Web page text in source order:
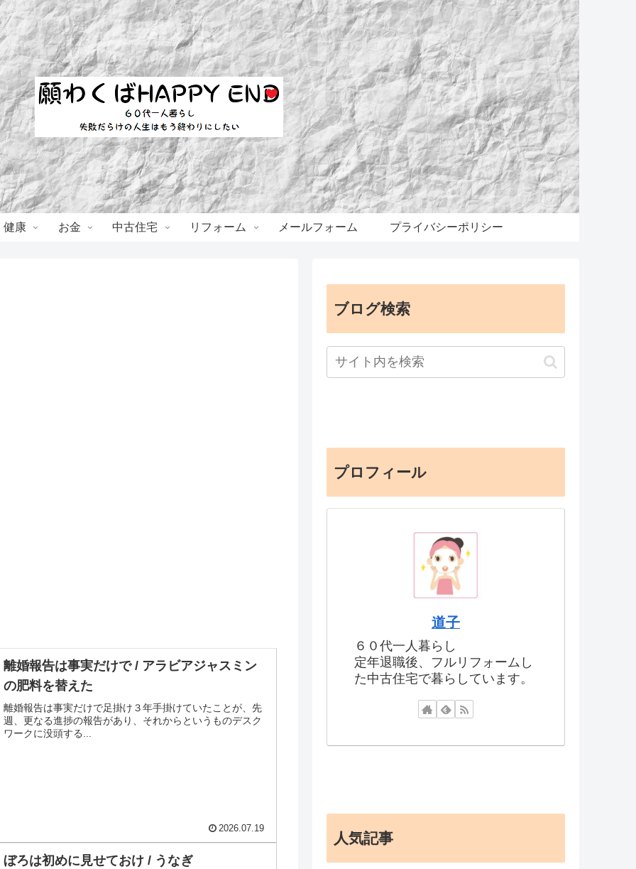
健康 お金 中古住宅 リフォーム メールフォーム プライバシーポリシー
離婚報告は事実だけで / アラビアジャスミン
の肥料を替えた
離婚報告は事実だけで足掛け３年手掛けていたことが、先
週、更なる進捗の報告があり、それからというものデスク
ワークに没頭する...
2026.07.19
ぼろは初めに見せておけ / うなぎ
ブログ検索
プロフィール
道子
６０代一人暮らし
定年退職後、フルリフォームし
た中古住宅で暮らしています。
人気記事